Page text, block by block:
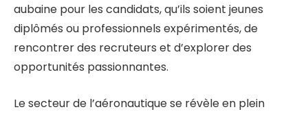
aubaine pour les candidats, qu’ils soient jeunes
diplômés ou professionnels expérimentés, de
rencontrer des recruteurs et d’explorer des
opportunités passionnantes.
Le secteur de l’aéronautique se révèle en plein